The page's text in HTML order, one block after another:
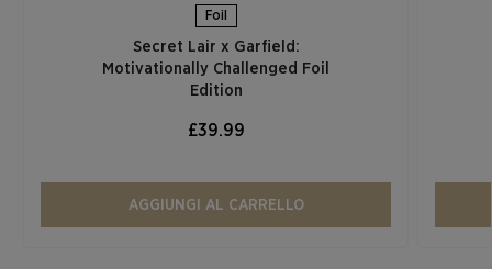
Foil
Secret Lair x Garfield:
Motivationally Challenged Foil
Edition​
£39.99
AGGIUNGI AL CARRELLO